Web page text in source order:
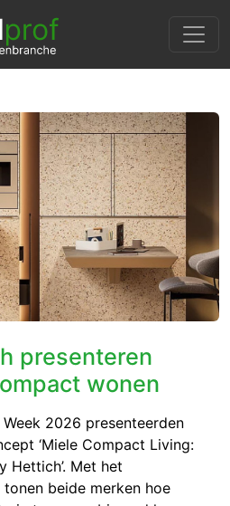
presenteren
wonen
2026 presenteerden
‘Miele Compact Living:
Hettich’. Met het
beide merken hoe